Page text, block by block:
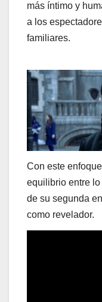
más íntimo y
a los
familiares.
Con este
equilibrio entre
de su segunda
como revelador.